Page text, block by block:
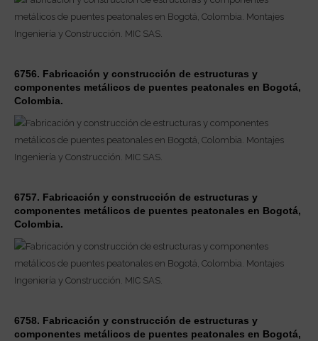
6756. Fabricación y construcción de estructuras y
componentes metálicos de puentes peatonales en Bogotá,
Colombia.
6757. Fabricación y construcción de estructuras y
componentes metálicos de puentes peatonales en Bogotá,
Colombia.
6758. Fabricación y construcción de estructuras y
componentes metálicos de puentes peatonales en Bogotá,